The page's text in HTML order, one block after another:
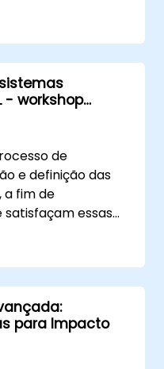
- workshop
Scrum
de
e definição das
a fim de
satisfaçam essas
numa
de novas
empresarial
tecnológicas,
satisfazem os
empresariais.
para Impacto